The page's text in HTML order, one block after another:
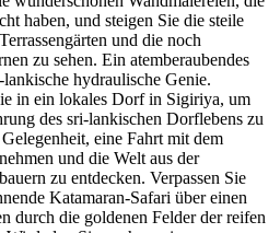
haben, und steigen Sie die steile
und die noch
zu sehen. Ein atemberaubendes
hydraulische Genie.
in ein lokales Dorf in Sigiriya, um
des sri-lankischen Dorflebens zu
eine Fahrt mit dem
und die Welt aus der
zu entdecken. Verpassen Sie
Katamaran-Safari über einen
durch die goldenen Felder der reifen